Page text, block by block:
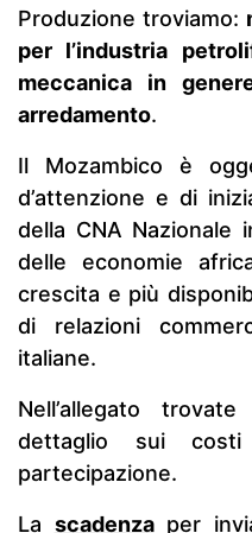
Produzione troviamo:
per l’industria
meccanica in
arredamento.
Il Mozambico è
d’attenzione e di
della CNA Nazionale
delle economie
crescita e più
di relazioni
italiane.
Nell’allegato
dettaglio sui
partecipazione.
La scadenzaper